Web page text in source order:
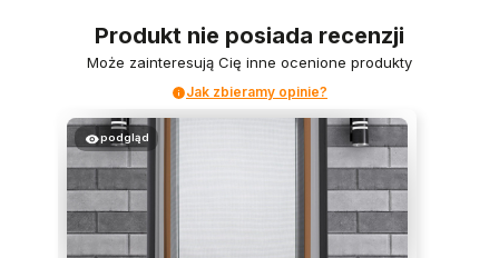
Produkt nie posiada recenzji
Może zainteresują Cię inne ocenione produkty
Jak zbieramy opinie?
podgląd